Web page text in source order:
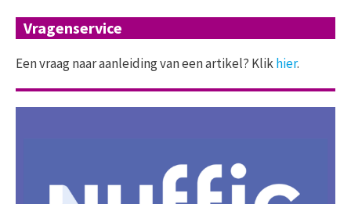
Vragenservice
Een vraag naar aanleiding van een artikel? Klikhier.